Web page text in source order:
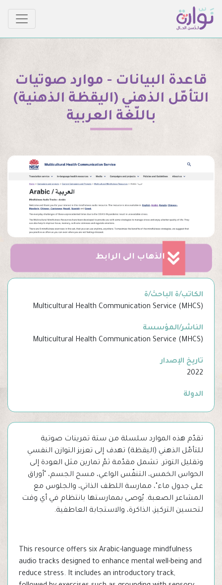
قاعدة البيانات - موارد صوتيات
التأمّل الذهني (اليقظة الذهنية)
باللّغة العربية
الذهاب الى الرابط
الكاتب/ة الباحث/ة
Multicultural Health Communication Service (MHCS)
الناشر/المؤسسة
Multicultural Health Communication Service (MHCS)
تاريخ الإصدار
2022
الدولة
تقدّم هذه الموارد سلسلة من ستة تمرينات صوتية
للتأمّل الذهني (اليقظة) تهدف إلى تعزيز التوازن النفسي
وتقليل التوتر. تشمل مقدّمة ثمّ تمارين مثل العودة إلى
الحواس الخمس، التنفّس الواعي، مسح الجسم، "أوراق
على جدول ماء"، ممارسة اللطف الذاتي، والجلوس مع
المشاعر الصعبة. يُوصى بممارستها بانتظام في أي وقت
لتحسين التركيز، الذاكرة، والاستجابة العاطفية.
This resource offers six Arabic-language mindfulness
audio tracks designed to enhance mental well-being and
reduce stress. It includes an introductory track,